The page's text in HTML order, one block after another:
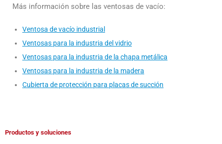
Más información sobre las ventosas de vacío:
Ventosa de vacío industrial
Ventosas para la industria del vidrio
Ventosas para la industria de la chapa metálica
Ventosas para la industria de la madera
Cubierta de protección para placas de succión
Productos y soluciones